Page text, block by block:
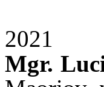
2021
Mgr.